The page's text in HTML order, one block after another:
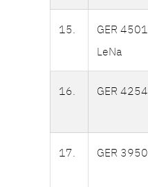
15.
GER 4501
LeNa
16. GER 4254
17. GER 3950